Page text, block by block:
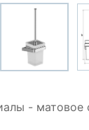
- матовое